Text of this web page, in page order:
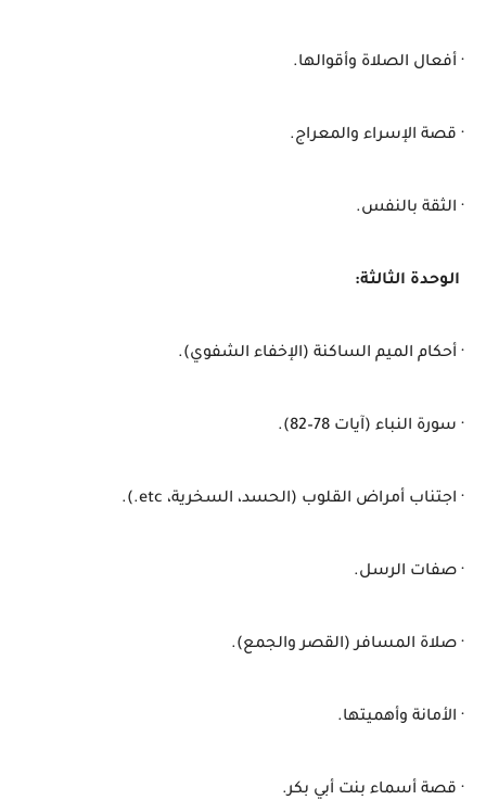
· أفعال الصلاة وأقوالها.
· قصة الإسراء والمعراج.
· الثقة بالنفس.
الوحدة الثالثة:
· أحكام الميم الساكنة (الإخفاء الشفوي).
· سورة النباء (آيات 78–82).
· اجتناب أمراض القلوب (الحسد، السخرية، etc.).
· صفات الرسل.
· صلاة المسافر (القصر والجمع).
· الأمانة وأهميتها.
· قصة أسماء بنت أبي بكر.